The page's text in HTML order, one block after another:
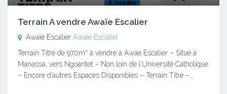
Terrain A vendre Awaïe Escalier
Awaïe Escalier Awaïe Escalier
Terrain Titré de 970m² à vendre à Awae Escalier – Situé à
Manassa, vers Ngoantet – Non loin de l’Université Catholique
– Encore d’autres Espaces Disponibles – Terrain Titré –…